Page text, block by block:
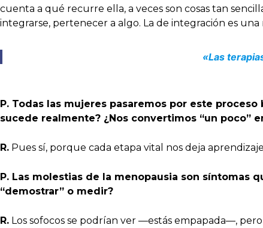
cuenta a qué recurre ella, a veces son cosas tan
integrarse, pertenecer a algo. La de integración es
«Las
P. Todas las mujeres pasaremos por este
sucede realmente? ¿Nos convertimos “un poco”
R. Pues sí, porque cada etapa vital nos deja
P. Las molestias de la menopausia son síntomas
“demostrar” o medir?
R. Los sofocos se podrían ver —estás empapada—,